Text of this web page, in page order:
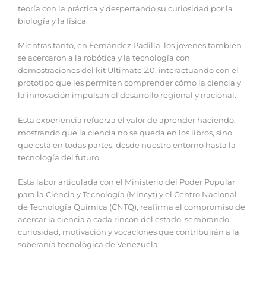
teoría con la práctica y despertando su curiosidad por la
biología y la física.
‎‎Mientras tanto, en Fernández Padilla, los jóvenes también
se acercaron a la robótica y la tecnología con
demostraciones del kit Ultimate 2.0, interactuando con el
prototipo que les permiten comprender cómo la ciencia y
la innovación impulsan el desarrollo regional y nacional.
‎‎Esta experiencia refuerza el valor de aprender haciendo,
mostrando que la ciencia no se queda en los libros, sino
que está en todas partes, desde nuestro entorno hasta la
tecnología del futuro.
‎‎Esta labor articulada con el Ministerio del Poder Popular
para la Ciencia y Tecnología (Mincyt) y el Centro Nacional
de Tecnología Química (CNTQ), reafirma el compromiso de
acercar la ciencia a cada rincón del estado, sembrando
curiosidad, motivación y vocaciones que contribuirán a la
soberanía tecnológica de Venezuela.